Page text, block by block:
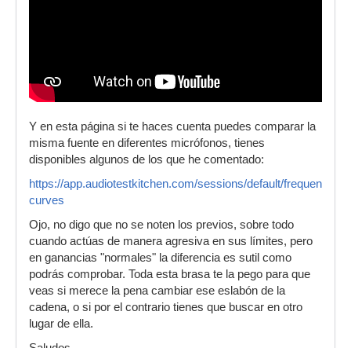
Y en esta página si te haces cuenta puedes comparar la
misma fuente en diferentes micrófonos, tienes
disponibles algunos de los que he comentado:
https://app.audiotestkitchen.com/sessions/default/frequency-
curves
Ojo, no digo que no se noten los previos, sobre todo
cuando actúas de manera agresiva en sus límites, pero
en ganancias "normales" la diferencia es sutil como
podrás comprobar. Toda esta brasa te la pego para que
veas si merece la pena cambiar ese eslabón de la
cadena, o si por el contrario tienes que buscar en otro
lugar de ella.